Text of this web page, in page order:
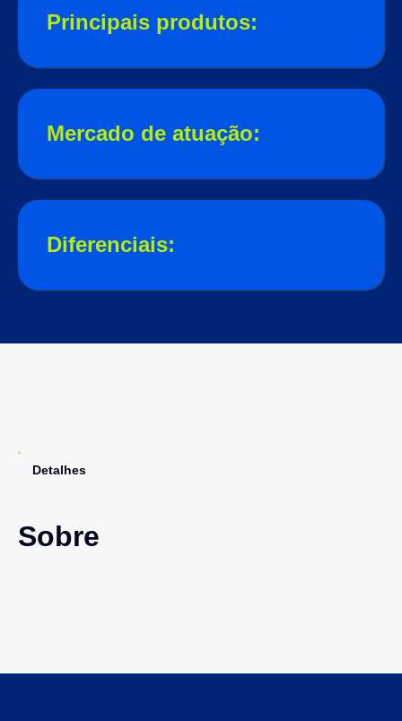
Principais produtos:
Mercado de atuação:
Diferenciais:
Detalhes
Sobre